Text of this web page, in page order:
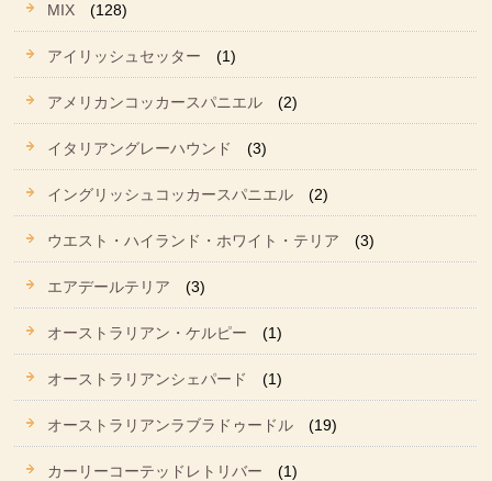
MIX (128)
アイリッシュセッター (1)
アメリカンコッカースパニエル (2)
イタリアングレーハウンド (3)
イングリッシュコッカースパニエル (2)
ウエスト・ハイランド・ホワイト・テリア (3)
エアデールテリア (3)
オーストラリアン・ケルピー (1)
オーストラリアンシェパード (1)
オーストラリアンラブラドゥードル (19)
カーリーコーテッドレトリバー (1)